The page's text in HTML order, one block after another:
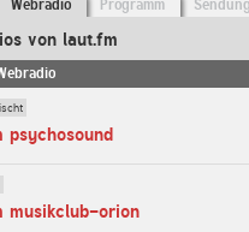
Webradio Programm
von laut.fm
psychosound
musikclub-orion